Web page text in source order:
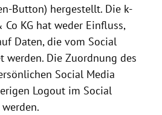
Button) hergestellt. Die k-
KG hat weder Einfluss,
Daten, die vom Social
werden. Die Zuordnung des
Social Media
Logout im Social